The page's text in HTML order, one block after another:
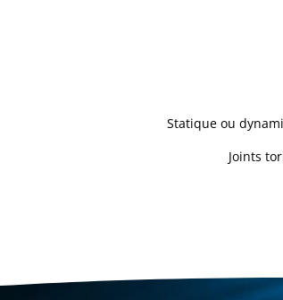
Statique ou
Joints